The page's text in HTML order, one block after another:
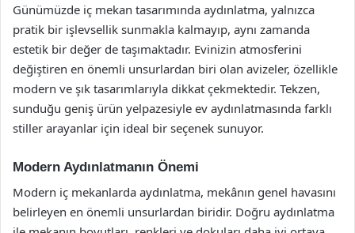
Günümüzde iç mekan tasarımında aydınlatma, yalnızca
pratik bir işlevsellik sunmakla kalmayıp, aynı zamanda
estetik bir değer de taşımaktadır. Evinizin atmosferini
değiştiren en önemli unsurlardan biri olan avizeler, özellikle
modern ve şık tasarımlarıyla dikkat çekmektedir. Tekzen,
sunduğu geniş ürün yelpazesiyle ev aydınlatmasında farklı
stiller arayanlar için ideal bir seçenek sunuyor.
Modern Aydınlatmanın Önemi
Modern iç mekanlarda aydınlatma, mekânın genel havasını
belirleyen en önemli unsurlardan biridir. Doğru aydınlatma